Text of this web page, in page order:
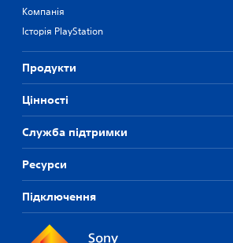
Компанія
Історія PlayStation
Продукти
Цiнностi
Служба підтримки
Ресурси
Підключення